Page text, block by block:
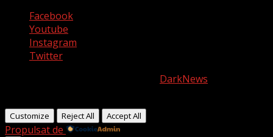
Facebook
Youtube
Instagram
Twitter
DarkNews
Customize Reject All Accept All
Propulsat de